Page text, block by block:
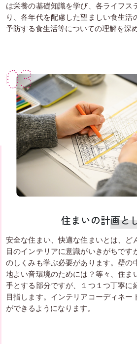
は栄養の基礎知識を学び、各ライフス
り、各年代を配慮した望ましい食生活
予防する食生活等についての理解を深め
住まいの計画と
安全な住まい、快適な住まいとは、ど
目のインテリアに意識がいきがちです
のしくみも学ぶ必要があります。壁の
地よい音環境のためには？等々、住ま
手とする部分ですが、１つ１つ丁寧に
目指します。インテリアコーディネー
ができるようになります。
03